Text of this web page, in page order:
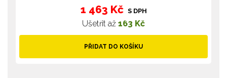
1 463 Kč S DPH
Ušetřit až 163 Kč
PŘIDAT DO KOŠÍKU